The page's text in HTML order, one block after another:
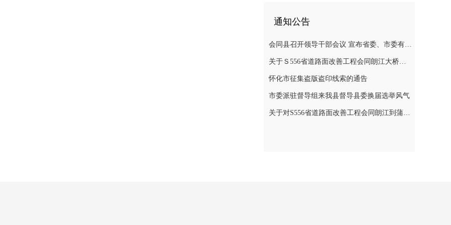
通知公告
会同县召开领导干部会议 宣布省委、市委有关人事安排的决定
关于Ｓ556省道路面改善工程会同朗江大桥至蒲稳路段施工期间实施交通管制的通告
怀化市征集盗版盗印线索的通告
市委派驻督导组来我县督导县委换届选举风气
关于对S556省道路面改善工程会同朗江到蒲稳路段施工期间实行交通管制的通告